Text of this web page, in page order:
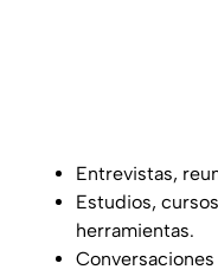
Entrevistas,
Estudios,
herramientas.